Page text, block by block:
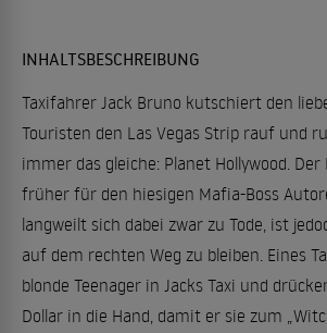
INHALTSBESCHREIBUNG
Taxifahrer Jack Bruno kutschiert den
Touristen den Las Vegas Strip rauf und
immer das gleiche: Planet Hollywood.
früher für den hiesigen Mafia-Boss
langweilt sich dabei zwar zu Tode, ist
auf dem rechten Weg zu bleiben. Eines
blonde Teenager in Jacks Taxi und
Dollar in die Hand, damit er sie zum